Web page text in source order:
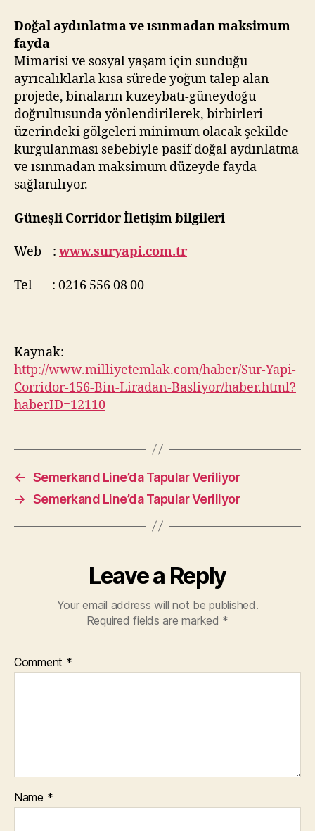
Doğal aydınlatma ve ısınmadan maksimum
fayda
Mimarisi ve sosyal yaşam için sunduğu
ayrıcalıklarla kısa sürede yoğun talep alan
projede, binaların kuzeybatı-güneydoğu
doğrultusunda yönlendirilerek, birbirleri
üzerindeki gölgeleri minimum olacak şekilde
kurgulanması sebebiyle pasif doğal aydınlatma
ve ısınmadan maksimum düzeyde fayda
sağlanılıyor.
Güneşli Corridor İletişim bilgileri
Web : www.suryapi.com.tr
Tel : 0216 556 08 00
Kaynak:
http://www.milliyetemlak.com/haber/Sur-Yapi-
Corridor-156-Bin-Liradan-Basliyor/haber.html?
haberID=12110
← Semerkand Line’da Tapular Veriliyor
→ Semerkand Line’da Tapular Veriliyor
Leave a Reply
Your email address will not be published.
Required fields are marked *
Comment *
Name *